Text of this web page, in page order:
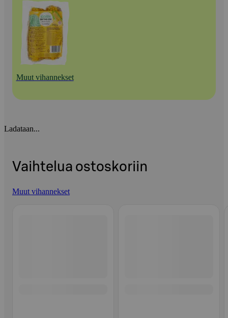
Muut vihannekset
Ladataan...
Vaihtelua ostoskoriin
Muut vihannekset